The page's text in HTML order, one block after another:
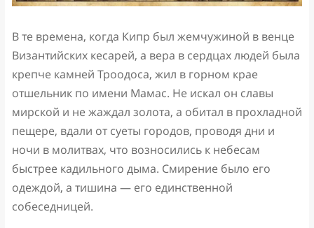
В те времена, когда Кипр был жемчужиной в венце
Византийских кесарей, а вера в сердцах людей была
крепче камней Троодоса, жил в горном крае
отшельник по имени Мамас. Не искал он славы
мирской и не жаждал золота, а обитал в прохладной
пещере, вдали от суеты городов, проводя дни и
ночи в молитвах, что возносились к небесам
быстрее кадильного дыма. Смирение было его
одеждой, а тишина — его единственной
собеседницей.